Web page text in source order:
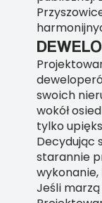
swoich
wokół
tylko
Decydując
starannie
Jeśli